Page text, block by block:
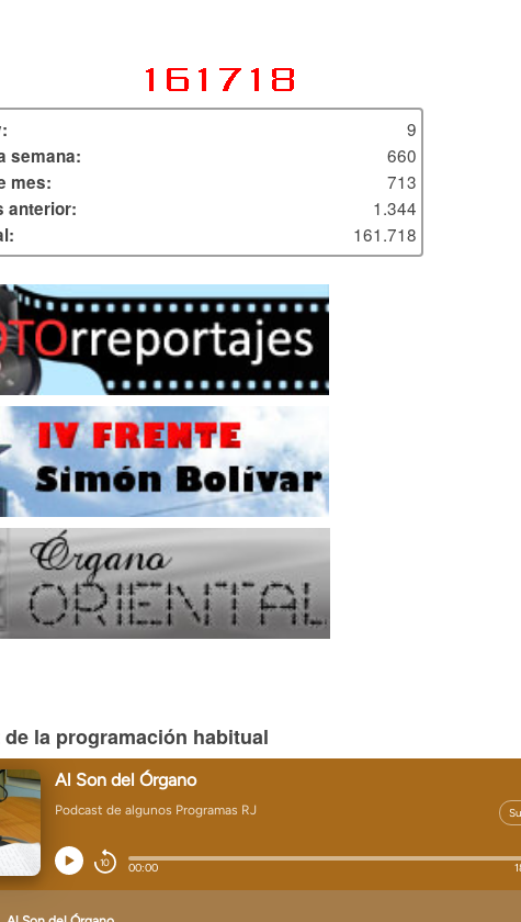
9
semana:
660
mes:
713
anterior:
1.344
161.718
la programación habitual